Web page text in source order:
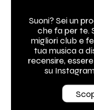
Suoni? Sei un
che fa per te.
migliori club e
tua musica a
recensire,
su